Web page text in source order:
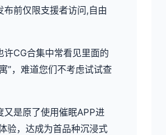
布前仅限支援者访问,自由
许CG合集中常看见里面的
”，难道您们不考虑试试查
又是原了使用催眠APP进
验，达成为首品种沉浸式